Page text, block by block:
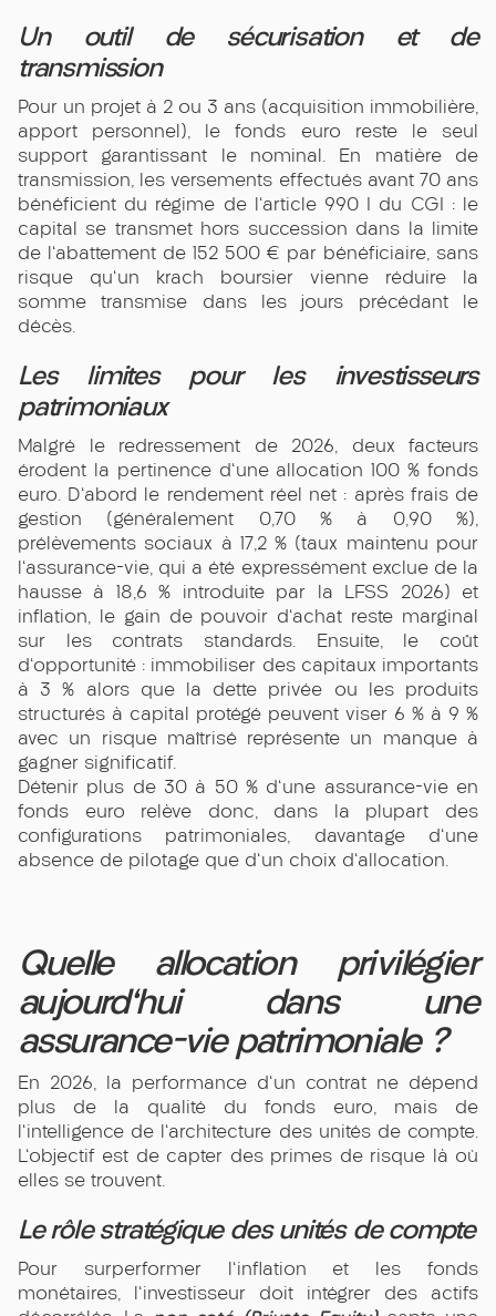
Un outil de sécurisation et de
transmission
Pour un projet à 2 ou 3 ans (acquisition immobilière,
apport personnel), le fonds euro reste le seul
support garantissant le nominal. En matière de
transmission, les versements effectués avant 70 ans
bénéficient du régime de l'article 990 I du CGI : le
capital se transmet hors succession dans la limite
de l'abattement de 152 500 € par bénéficiaire, sans
risque qu'un krach boursier vienne réduire la
somme transmise dans les jours précédant le
décès.
Les limites pour les investisseurs
patrimoniaux
Malgré le redressement de 2026, deux facteurs
érodent la pertinence d'une allocation 100 % fonds
euro. D'abord le rendement réel net : après frais de
gestion (généralement 0,70 % à 0,90 %),
prélèvements sociaux à 17,2 % (taux maintenu pour
l'assurance-vie, qui a été expressément exclue de la
hausse à 18,6 % introduite par la LFSS 2026) et
inflation, le gain de pouvoir d'achat reste marginal
sur les contrats standards. Ensuite, le coût
d'opportunité : immobiliser des capitaux importants
à 3 % alors que la dette privée ou les produits
structurés à capital protégé peuvent viser 6 % à 9 %
avec un risque maîtrisé représente un manque à
gagner significatif.
Détenir plus de 30 à 50 % d'une assurance-vie en
fonds euro relève donc, dans la plupart des
configurations patrimoniales, davantage d'une
absence de pilotage que d'un choix d'allocation.
Quelle allocation privilégier
aujourd'hui dans une
assurance-vie patrimoniale ?
En 2026, la performance d'un contrat ne dépend
plus de la qualité du fonds euro, mais de
l'intelligence de l'architecture des unités de compte.
L'objectif est de capter des primes de risque là où
elles se trouvent.
Le rôle stratégique des unités de compte
Pour surperformer l'inflation et les fonds
monétaires, l'investisseur doit intégrer des actifs